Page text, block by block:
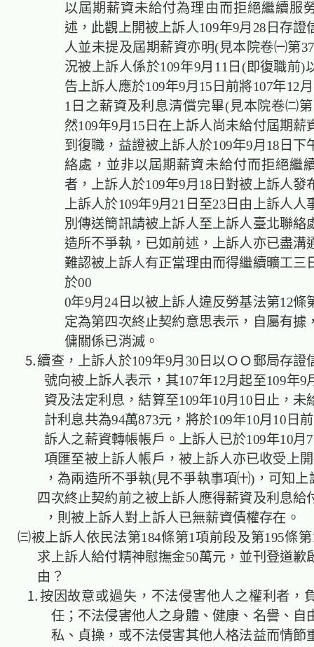
以屆期薪資未給付為理由而拒絕繼續服
述，此觀上開被上訴人109年9月28日存證
人並未提及屆期薪資亦明(見本院卷㈠第
況被上訴人係於109年9月11日(即復職前)
告上訴人應於109年9月15日前將107年12
1日之薪資及利息清償完畢(見本院卷㈡
然109年9月15日在上訴人尚未給付屆期薪
到復職，益證被上訴人於109年9月18日下
絡處，並非以屆期薪資未給付而拒絕繼
者，上訴人於109年9月18日對被上訴人發
上訴人於109年9月21日至23日由上訴人人
別傳送簡訊請被上訴人至上訴人臺北聯絡
造所不爭執，已如前述，上訴人亦已盡溝
難認被上訴人有正當理由而得繼續曠工三
於00
0年9月24日以被上訴人違反勞基法第12條
定為第四次終止契約意思表示，自屬有據
傭關係已消滅。
⒌續查，上訴人於109年9月30日以ＯＯ郵局存證
號向被上訴人表示，其107年12月起至109年9
資及法定利息，結算至109年10月10日止，未
計利息共為94萬873元，將於109年10月10日前
訴人之薪資轉帳帳戶。上訴人已於109年10月7
項匯至被上訴人帳戶，被上訴人亦已收受上開
，為兩造所不爭執(見不爭執事項㈩)，可知上
四次終止契約前之被上訴人應得薪資及利息給
，則被上訴人對上訴人已無薪資債權存在。
㈢被上訴人依民法第184條第1項前段及第195條
求上訴人給付精神慰撫金50萬元，並刊登道歉
由？
⒈按因故意或過失，不法侵害他人之權利者，
任；不法侵害他人之身體、健康、名譽、自
私、貞操，或不法侵害其他人格法益而情節